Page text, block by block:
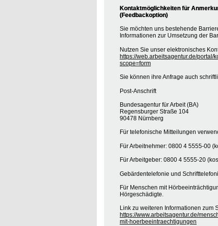
Kontaktmöglichkeiten für
(Feedbackoption)
Sie möchten uns bestehende
Informationen zur Umsetzung der
Nutzen Sie unser elektronisches
https://web.arbeitsagentur.de/portal/
scope=form
Sie können ihre Anfrage auch
Post-Anschrift
Bundesagentur für Arbeit (BA)
Regensburger Straße 104
90478 Nürnberg
Für telefonische Mitteilungen
Für Arbeitnehmer: 0800 4 5555-00
Für Arbeitgeber: 0800 4 5555-20
Gebärdentelefonie und
Für Menschen mit
Hörgeschädigte.
Link zu weiteren Informationen zum
https://www.arbeitsagentur.de/
mit-hoerbeeintraechtigungen